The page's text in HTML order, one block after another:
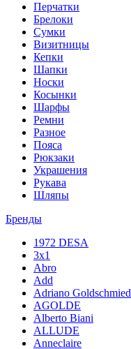
Перчатки
Брелоки
Сумки
Визитницы
Кепки
Шапки
Носки
Косынки
Шарфы
Ремни
Разное
Пояса
Рюкзаки
Украшения
Рукава
Шляпы
Бренды
1972 DESA
3x1
Abro
Add
Adriano Goldschmied
AGOLDE
Alberto Biani
ALLUDE
Anneclaire